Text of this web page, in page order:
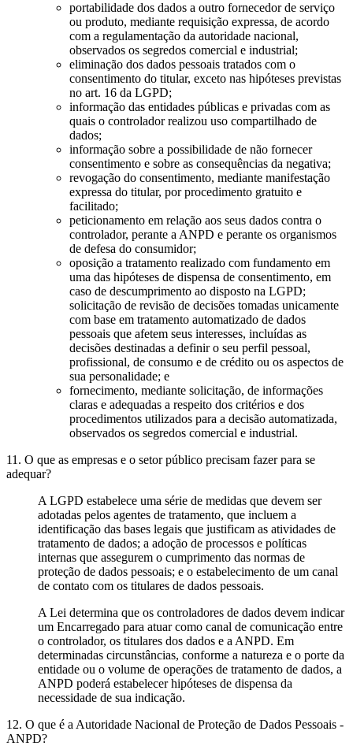
portabilidade dos dados a outro fornecedor de serviço
ou produto, mediante requisição expressa, de acordo
com a regulamentação da autoridade nacional,
observados os segredos comercial e industrial;
eliminação dos dados pessoais tratados com o
consentimento do titular, exceto nas hipóteses previstas
no art. 16 da LGPD;
informação das entidades públicas e privadas com as
quais o controlador realizou uso compartilhado de
dados;
informação sobre a possibilidade de não fornecer
consentimento e sobre as consequências da negativa;
revogação do consentimento, mediante manifestação
expressa do titular, por procedimento gratuito e
facilitado;
peticionamento em relação aos seus dados contra o
controlador, perante a ANPD e perante os organismos
de defesa do consumidor;
oposição a tratamento realizado com fundamento em
uma das hipóteses de dispensa de consentimento, em
caso de descumprimento ao disposto na LGPD;
solicitação de revisão de decisões tomadas unicamente
com base em tratamento automatizado de dados
pessoais que afetem seus interesses, incluídas as
decisões destinadas a definir o seu perfil pessoal,
profissional, de consumo e de crédito ou os aspectos de
sua personalidade; e
fornecimento, mediante solicitação, de informações
claras e adequadas a respeito dos critérios e dos
procedimentos utilizados para a decisão automatizada,
observados os segredos comercial e industrial.
11. O que as empresas e o setor público precisam fazer para se
adequar?
A LGPD estabelece uma série de medidas que devem ser
adotadas pelos agentes de tratamento, que incluem a
identificação das bases legais que justificam as atividades de
tratamento de dados; a adoção de processos e políticas
internas que assegurem o cumprimento das normas de
proteção de dados pessoais; e o estabelecimento de um canal
de contato com os titulares de dados pessoais.
A Lei determina que os controladores de dados devem indicar
um Encarregado para atuar como canal de comunicação entre
o controlador, os titulares dos dados e a ANPD. Em
determinadas circunstâncias, conforme a natureza e o porte da
entidade ou o volume de operações de tratamento de dados, a
ANPD poderá estabelecer hipóteses de dispensa da
necessidade de sua indicação.
12. O que é a Autoridade Nacional de Proteção de Dados Pessoais -
ANPD?